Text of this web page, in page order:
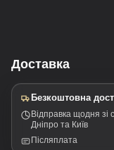
Доставка
Безкоштовна
Відправка щодня зі
Дніпро та Київ
Післяплата